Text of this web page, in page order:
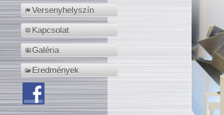
Versenyhelyszín
Kapcsolat
Galéria
Eredmények